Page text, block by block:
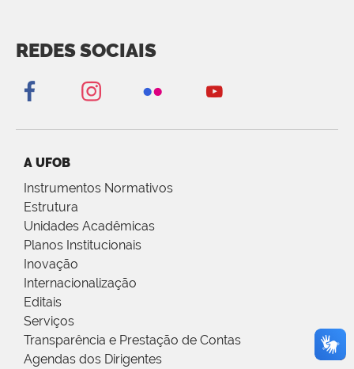
REDES SOCIAIS
A UFOB
Instrumentos Normativos
Estrutura
Unidades Acadêmicas
Planos Institucionais
Inovação
Internacionalização
Editais
Serviços
Transparência e Prestação de Contas
Agendas dos Dirigentes